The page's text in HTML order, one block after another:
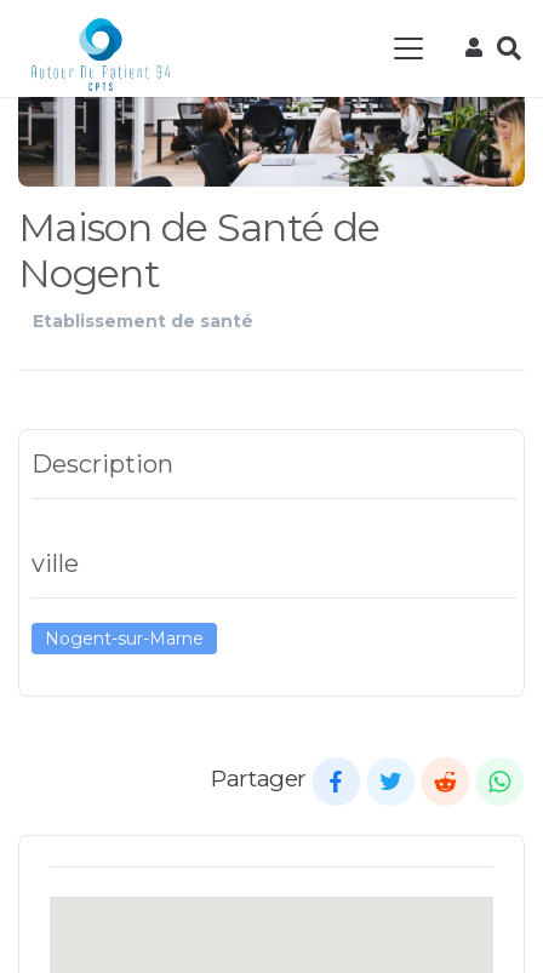
Maison de Santé de
Nogent
Etablissement de santé
Description
ville
Nogent-sur-Marne
Partager